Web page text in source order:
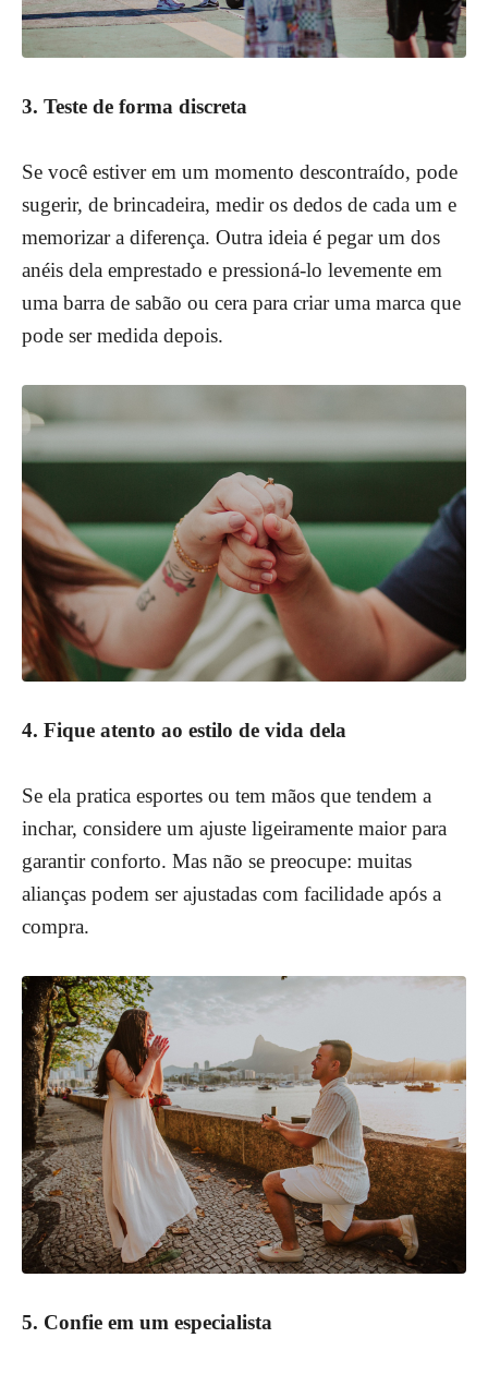
3. Teste de forma discreta
Se você estiver em um momento descontraído, pode
sugerir, de brincadeira, medir os dedos de cada um e
memorizar a diferença. Outra ideia é pegar um dos
anéis dela emprestado e pressioná-lo levemente em
uma barra de sabão ou cera para criar uma marca que
pode ser medida depois.
4. Fique atento ao estilo de vida dela
Se ela pratica esportes ou tem mãos que tendem a
inchar, considere um ajuste ligeiramente maior para
garantir conforto. Mas não se preocupe: muitas
alianças podem ser ajustadas com facilidade após a
compra.
5. Confie em um especialista